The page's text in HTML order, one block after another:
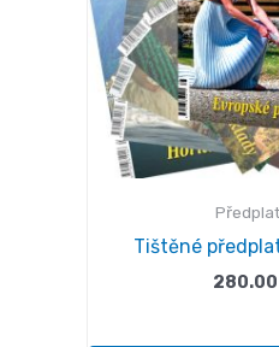
Tištěné
280.00